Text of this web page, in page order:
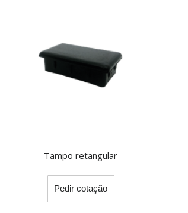
Tampo retangular
Pedir cotação